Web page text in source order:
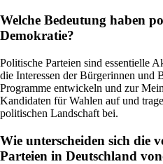
Welche Bedeutung haben
Demokratie?
Politische Parteien sind essentielle
die Interessen der Bürgerinnen und
Programme entwickeln und zur
Kandidaten für Wahlen auf und
politischen Landschaft bei.
Wie unterscheiden sich die
Parteien in Deutschland